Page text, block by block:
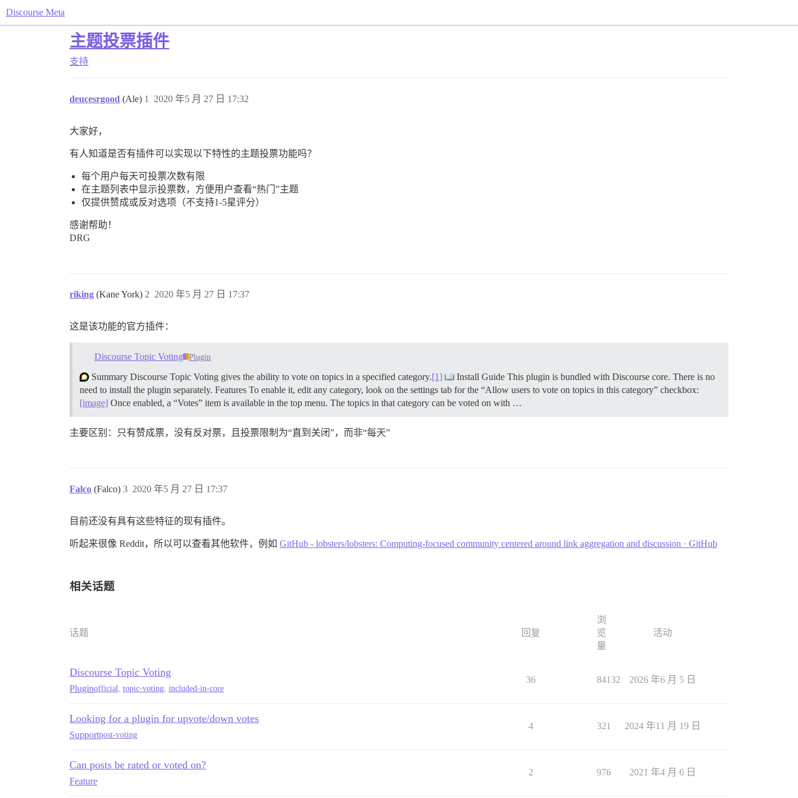
Discourse Meta
主题投票插件
支持
deucesrgood (Ale) 2020 年5 月 27 日 17:32
1
大家好，
有人知道是否有插件可以实现以下特性的主题投票功能吗？
每个用户每天可投票次数有限
在主题列表中显示投票数，方便用户查看“热门”主题
仅提供赞成或反对选项（不支持1-5星评分）
感谢帮助！
DRG
riking (Kane York) 2020 年5 月 27 日 17:37
2
这是该功能的官方插件：
Discourse Topic Voting Plugin
Summary Discourse Topic Voting gives the ability to vote on topics in a specified category.[1]
Install Guide This plugin is bundled with Discourse core. There is no
need to install the plugin separately. Features To enable it, edit any category, look on the settings tab for the “Allow users to vote on topics in this category” checkbox:
[image] Once enabled, a “Votes” item is available in the top menu. The topics in that category can be voted on with …
主要区别：只有赞成票，没有反对票，且投票限制为“直到关闭”，而非“每天”
Falco (Falco) 2020 年5 月 27 日 17:37
3
目前还没有具有这些特征的现有插件。
听起来很像 Reddit，所以可以查看其他软件，例如 GitHub - lobsters/lobsters: Computing-focused community centered around link aggregation and discussion · GitHub
相关话题
话题 回复
浏
览
量
活动
Discourse Topic Voting
Pluginofficial, topic-voting, included-in-core
36 84132 2026 年6 月 5 日
Looking for a plugin for upvote/down votes
Supportpost-voting
4 321 2024 年11 月 19 日
Can posts be rated or voted on?
Feature
2 976 2021 年4 月 6 日